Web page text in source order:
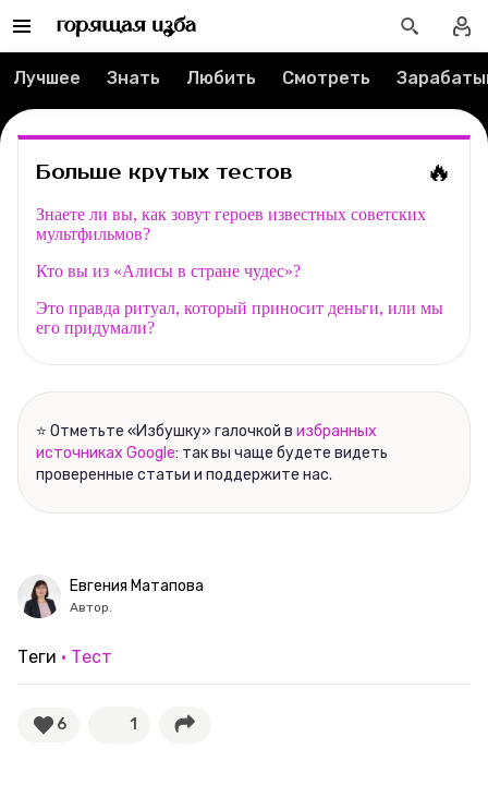
Редакция
Реклама
Спецпроекты
О проекте
Мерч
О компании
Рубрики
Новости
Тесты
Лучшее Знать Любить Смотреть
Больше крутых тестов 🔥
Знаете ли вы, как зовут героев известных советских
мультфильмов?
Кто вы из «Алисы в стране чудес»?
Это правда ритуал, который приносит деньги, или мы
его придумали?
⭐ Отметьте «Избушку» галочкой в избранных
источниках Google: так вы чаще будете видеть
проверенные статьи и поддержите нас.
Евгения Матапова
Автор.
Теги Тест
6 1